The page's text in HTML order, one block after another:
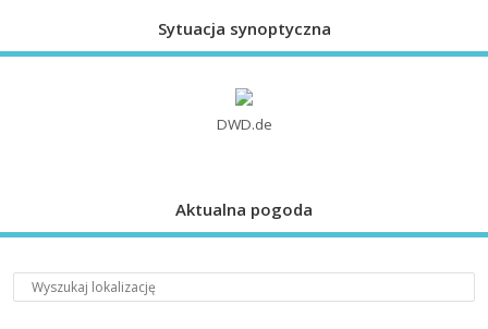
Sytuacja synoptyczna
DWD.de
Aktualna pogoda